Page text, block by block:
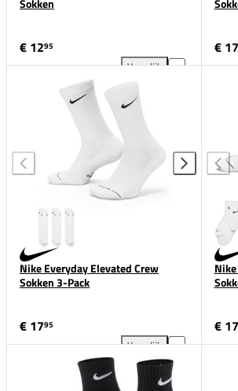
Sokken
€ 1295
Vergelijk
adidas Essential 3-
€ 17
Nike Everyday Elevated Crew
Sokken 3-Pack
€ 1795
Vergelijk
Nike Everyday
€ 17